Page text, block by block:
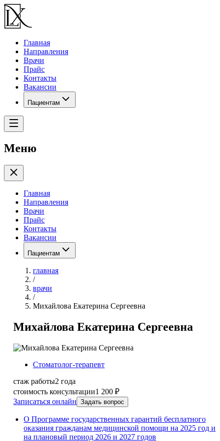
Главная
Направления
Врачи
Прайс
Контакты
Вакансии
Пациентам
Меню
Главная
Направления
Врачи
Прайс
Контакты
Вакансии
Пациентам
главная
/
врачи
/
Михайлова Екатерина Сергеевна
Михайлова Екатерина Сергеевна
Стоматолог-терапевт
стаж работы2 года
стоимость консультации1 200 ₽
Записаться онлайн
Задать вопрос
О Программе государственных гарантий бесплатного
оказания гражданам медицинской помощи на 2025 год и
на плановый период 2026 и 2027 годов